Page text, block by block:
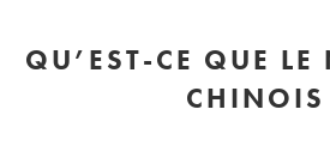
QU’EST-CE QUE
CHINOIS